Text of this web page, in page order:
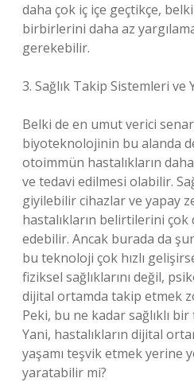
daha çok iç içe geçtikçe,
birbirlerini daha az
gerekebilir.
3. Sağlık Takip Sistemleri ve
Belki de en umut verici
biyoteknolojinin bu alanda
otoimmün hastalıkların
ve tedavi edilmesi olabilir.
giyilebilir cihazlar ve yapay
hastalıkların belirtilerini
edebilir. Ancak burada da
bu teknoloji çok hızlı
fiziksel sağlıklarını değil,
dijital ortamda takip etmek
Peki, bu ne kadar sağlıklı bir
Yani, hastalıkların dijital
yaşamı teşvik etmek yerine
yaratabilir mi?